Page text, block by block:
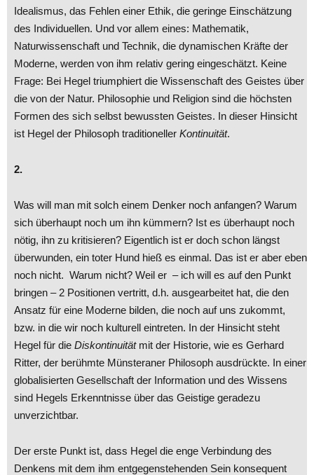
Idealismus, das Fehlen einer Ethik, die geringe Einschätzung
des Individuellen. Und vor allem eines: Mathematik,
Naturwissenschaft und Technik, die dynamischen Kräfte der
Moderne, werden von ihm relativ gering eingeschätzt. Keine
Frage: Bei Hegel triumphiert die Wissenschaft des Geistes über
die von der Natur. Philosophie und Religion sind die höchsten
Formen des sich selbst bewussten Geistes. In dieser Hinsicht
ist Hegel der Philosoph traditioneller Kontinuität.
2.
Was will man mit solch einem Denker noch anfangen? Warum
sich überhaupt noch um ihn kümmern? Ist es überhaupt noch
nötig, ihn zu kritisieren? Eigentlich ist er doch schon längst
überwunden, ein toter Hund hieß es einmal. Das ist er aber eben
noch nicht. Warum nicht? Weil er – ich will es auf den Punkt
bringen – 2 Positionen vertritt, d.h. ausgearbeitet hat, die den
Ansatz für eine Moderne bilden, die noch auf uns zukommt,
bzw. in die wir noch kulturell eintreten. In der Hinsicht steht
Hegel für die Diskontinuitätmit der Historie, wie es Gerhard
Ritter, der berühmte Münsteraner Philosoph ausdrückte. In einer
globalisierten Gesellschaft der Information und des Wissens
sind Hegels Erkenntnisse über das Geistige geradezu
unverzichtbar.
Der erste Punkt ist, dass Hegel die enge Verbindung des
Denkens mit dem ihm entgegenstehenden Sein konsequent